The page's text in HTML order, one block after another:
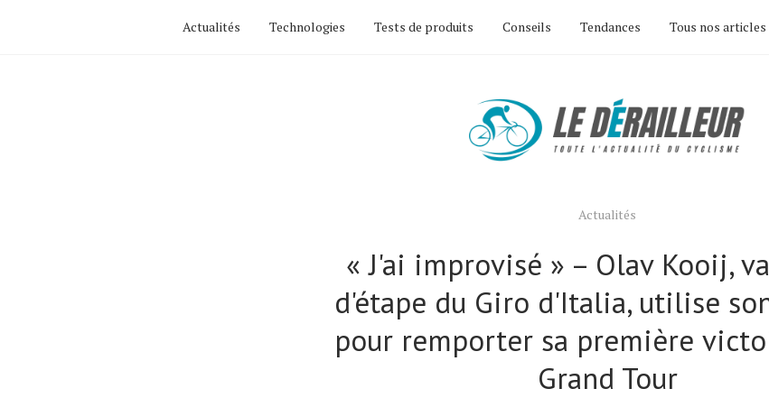
Actualités Technologies Tests de produits Conseils Tendances Tous nos articles
Actualités
« J'ai improvisé » – Olav Kooij,
d'étape du Giro d'Italia, utilise
pour remporter sa première
Grand Tour